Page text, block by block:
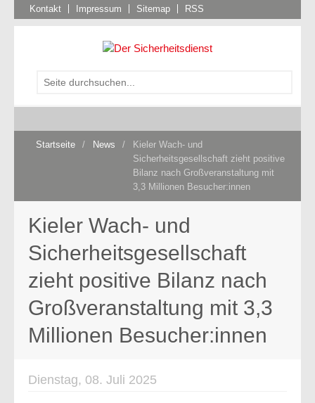
Kontakt Impressum Sitemap RSS
Startseite / News /
Kieler Wach- und
Sicherheitsgesellschaft zieht positive
Bilanz nach Großveranstaltung mit
3,3 Millionen Besucher:innen
Kieler Wach- und
Sicherheitsgesellschaft
zieht positive Bilanz nach
Großveranstaltung mit 3,3
Millionen Besucher:innen
Dienstag, 08. Juli 2025